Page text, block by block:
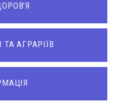
АГРАРІЇВ